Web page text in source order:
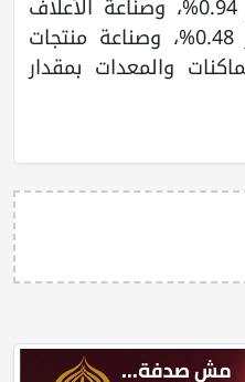
الحيوانية المحضرة بمقدار 0.48%، وصناعة منتجات
والمعدات بمقدار